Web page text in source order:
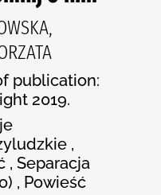
publication:
2019.
,
, Separacja
, Powieść